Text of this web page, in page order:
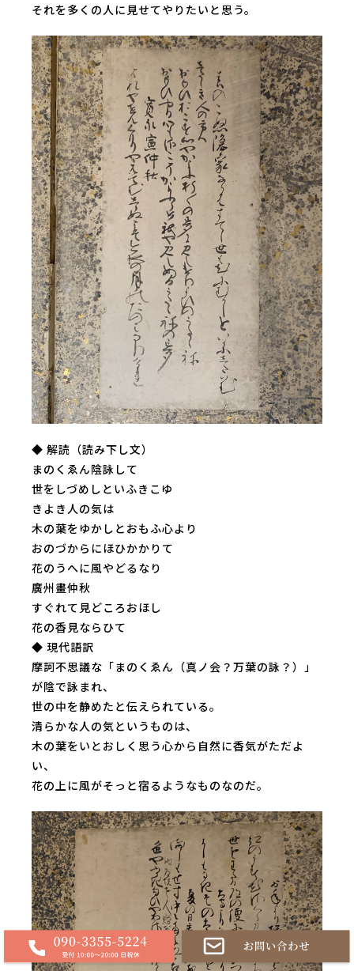
それを多くの人に見せてやりたいと思う。
◆ 解読（読み下し文）
まのくゑん陰詠して
世をしづめしといふきこゆ
きよき人の気は
木の葉をゆかしとおもふ心より
おのづからにほひかかりて
花のうへに風やどるなり
廣州畫仲秋
すぐれて見どころおほし
花の香見ならひて
◆ 現代語訳
摩訶不思議な「まのくゑん（真ノ会？万葉の詠？）」
が陰で詠まれ、
世の中を静めたと伝えられている。
清らかな人の気というものは、
木の葉をいとおしく思う心から自然に香気がただよ
い、
花の上に風がそっと宿るようなものなのだ。